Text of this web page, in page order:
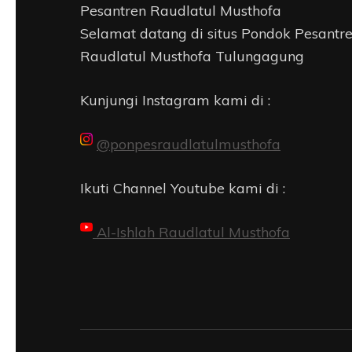
Pesantren Raudlatul Musthofa
Selamat datang di situs Pondok
Raudlatul Musthofa Tulungagung
Kunjungi Instagram kami di :
@ponpesraudlatulmusthofa
Ikuti Channel Youtube kami di :
Al-Ishlah Raudlatul Musthofa